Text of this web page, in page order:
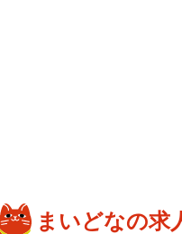
まいどなの求